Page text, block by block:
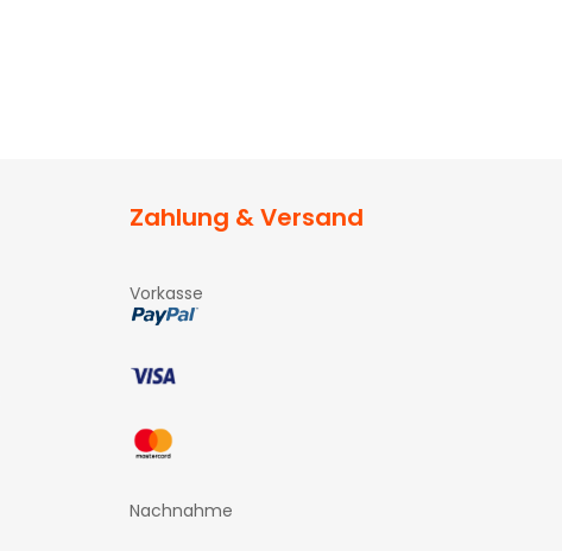
Zahlung & Versand
Vorkasse
Nachnahme